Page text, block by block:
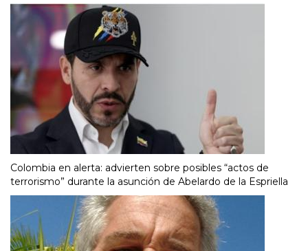
Colombia en alerta: advierten sobre posibles “actos de
terrorismo” durante la asunción de Abelardo de la Espriella